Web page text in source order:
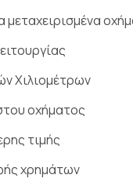
μεταχειρισμένα
Χιλιομέτρων
οχήματος
τιμής
χρημάτων